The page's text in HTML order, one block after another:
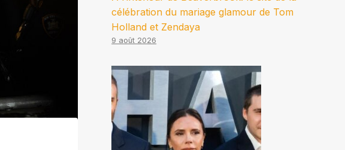
célébration du mariage glamour de Tom
Holland et Zendaya
9 août 2026